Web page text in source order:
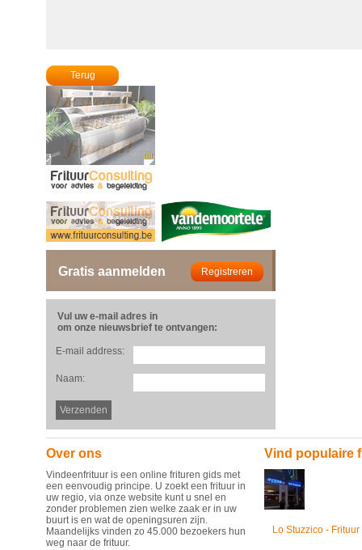
Terug
Gratis aanmelden
Vul uw e-mail adres in
om onze nieuwsbrief te ontvangen:
E-mail address:
Naam:
Over ons
Vindeenfrituur is een online frituren gids met
een eenvoudig principe. U zoekt een frituur in
uw regio, via onze website kunt u snel en
zonder problemen zien welke zaak er in uw
buurt is en wat de openingsuren zijn.
Maandelijks vinden zo 45.000 bezoekers hun
weg naar de frituur.
Vind populaire
Lo Stuzzico -